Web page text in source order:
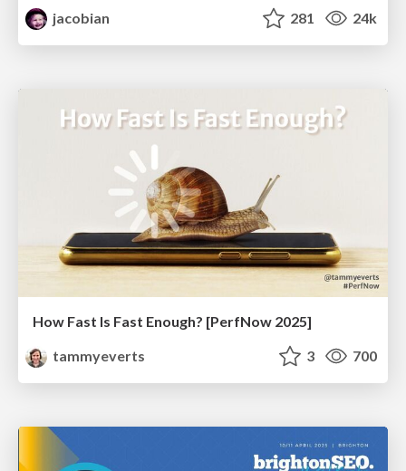
jacobian
281 24k
How Fast Is Fast Enough? [PerfNow 2025]
tammyeverts
3 700